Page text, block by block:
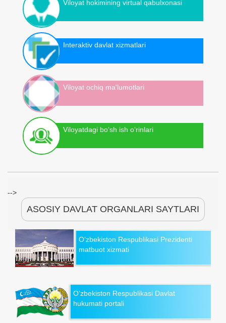
Viloyat hokimining virtual qabulxonasi
Interaktiv davlat xizmatlari
Viloyat ochiq ma'lumotlari
Viloyatdagi bo‘sh ish o‘rinlari
-->
ASOSIY DAVLAT ORGANLARI SAYTLARI
O‘zbekiston Respublikasi Prezidenti
matbuot xizmati
O‘zbekiston Respublikasi Davlat
hukumati portali